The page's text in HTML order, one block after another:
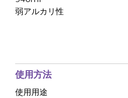
弱アルカリ性
使用方法
使用用途